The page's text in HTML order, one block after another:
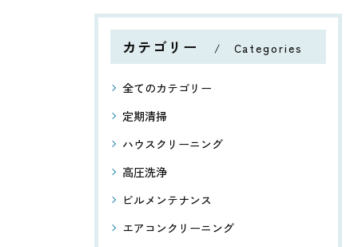
カテゴリー Categories
全てのカテゴリー
定期清掃
ハウスクリーニング
高圧洗浄
ビルメンテナンス
エアコンクリーニング